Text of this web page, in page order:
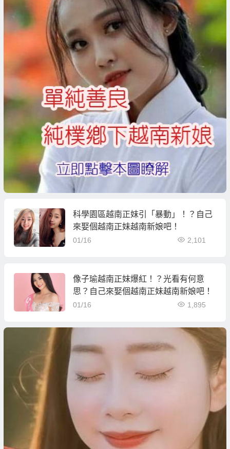
科學園區越南正妹引「暴動」！？自己
來娶個越南正妹越南新娘吧！
01/16 2,101
像子瑜越南正妹爆紅！？光看有何意
思？自己來娶個越南正妹越南新娘吧！
01/16 1,895